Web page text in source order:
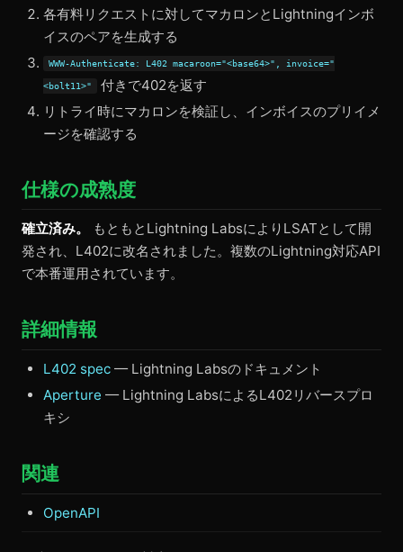
各有料リクエストに対してマカロンとLightningインボ
イスのペアを生成する
WWW-Authenticate: L402 macaroon="<base64>", invoice="
<bolt11>"
付きで402を返す
リトライ時にマカロンを検証し、インボイスのプリイメ
ージを確認する
仕様の成熟度
確立済み。
もともとLightning LabsによりLSATとして開
発され、L402に改名されました。複数のLightning対応API
で本番運用されています。
詳細情報
L402 spec — Lightning Labsのドキュメント
Aperture — Lightning LabsによるL402リバースプロ
キシ
関連
OpenAPI